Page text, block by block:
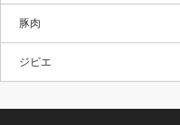
豚肉
ジビエ